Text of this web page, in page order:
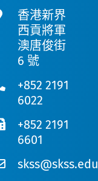
香港新界
西貢將軍
澳唐俊街
6 號
+852 2191
6022
+852 2191
6601